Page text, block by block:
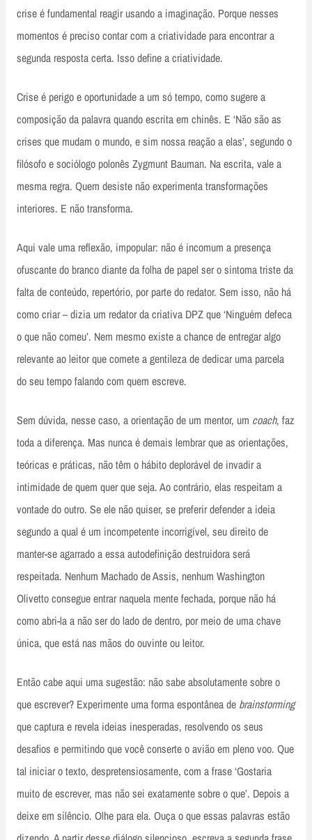
crise é fundamental reagir usando a imaginação. Porque nesses
momentos é preciso contar com a criatividade para encontrar a
segunda resposta certa. Isso define a criatividade.
Crise é perigo e oportunidade a um só tempo, como sugere a
composição da palavra quando escrita em chinês. E ‘Não são as
crises que mudam o mundo, e sim nossa reação a elas’, segundo o
filósofo e sociólogo polonês Zygmunt Bauman. Na escrita, vale a
mesma regra. Quem desiste não experimenta transformações
interiores. E não transforma.
Aqui vale uma reflexão, impopular: não é incomum a presença
ofuscante do branco diante da folha de papel ser o sintoma triste da
falta de conteúdo, repertório, por parte do redator. Sem isso, não há
como criar – dizia um redator da criativa DPZ que ‘Ninguém defeca
o que não comeu’. Nem mesmo existe a chance de entregar algo
relevante ao leitor que comete a gentileza de dedicar uma parcela
do seu tempo falando com quem escreve.
Sem dúvida, nesse caso, a orientação de um mentor, um coach, faz
toda a diferença. Mas nunca é demais lembrar que as orientações,
teóricas e práticas, não têm o hábito deplorável de invadir a
intimidade de quem quer que seja. Ao contrário, elas respeitam a
vontade do outro. Se ele não quiser, se preferir defender a ideia
segundo a qual é um incompetente incorrigível, seu direito de
manter-se agarrado a essa autodefinição destruidora será
respeitada. Nenhum Machado de Assis, nenhum Washington
Olivetto consegue entrar naquela mente fechada, porque não há
como abri-la a não ser do lado de dentro, por meio de uma chave
única, que está nas mãos do ouvinte ou leitor.
Então cabe aqui uma sugestão: não sabe absolutamente sobre o
que escrever? Experimente uma forma espontânea de brainstorming
que captura e revela ideias inesperadas, resolvendo os seus
desafios e permitindo que você conserte o avião em pleno voo. Que
tal iniciar o texto, despretensiosamente, com a frase ‘Gostaria
muito de escrever, mas não sei exatamente sobre o que’. Depois a
deixe em silêncio. Olhe para ela. Ouça o que essas palavras estão